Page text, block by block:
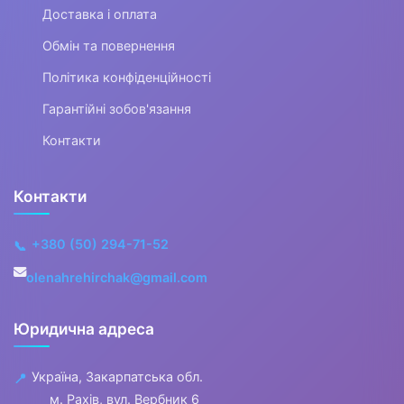
відпочинку та туризму
▼
Оптичні прилади
Мікроскопи
Збільшувальне скло
Доставка і оплата
Обмін та повернення
Політика конфіденційності
Гарантійні зобов'язання
Контакти
Контакти
📞 +380 (50) 294-71-52
olenahrehirchak@gmail.com
Юридична адреса
📍 Україна, Закарпатська обл.
м. Рахів, вул. Вербник 6